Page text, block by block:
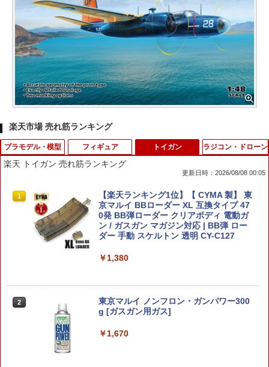
楽天市場 売れ筋ランキング
プラモデル・模型
1
タカラトミー T−SPARKプラモデル RMZ
−015 セイバータイガー レイヴン仕様
￥5,710
【SP698】 (プラモデル)
￥5,929
フィギュア
1
タカラトミー MPG-25 ブロードキャスト
&スチールジョー MPG25ブロ-ドキヤス
トスチ-ルジヨ- [MPG25ブロ-ドキヤスト
スチ-ルジヨ-]
ぎ Remaster Project (塗装済み完成品フ
ィギュア)
￥22,000
トイガン
楽天 トイガン 売れ筋ランキング
更新日時：2026/08/08 00:05
1
【楽天ランキング1位】【 CYMA 製】 東
京マルイ BBローダー XL 互換タイプ 47
0発 BB弾ローダー クリアボディ 電動ガ
ン / ガスガン マガジン対応 | BB弾 ロー
ダー 手動 スケルトン 透明 CY-C127
￥1,380
2
東京マルイ ノンフロン・ガンパワー300
g [ガスガン用ガス]
￥1,670
ラジコン・ドローン